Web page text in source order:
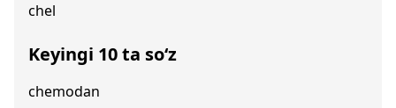
chel
Keyingi 10 ta so‘z
chemodan